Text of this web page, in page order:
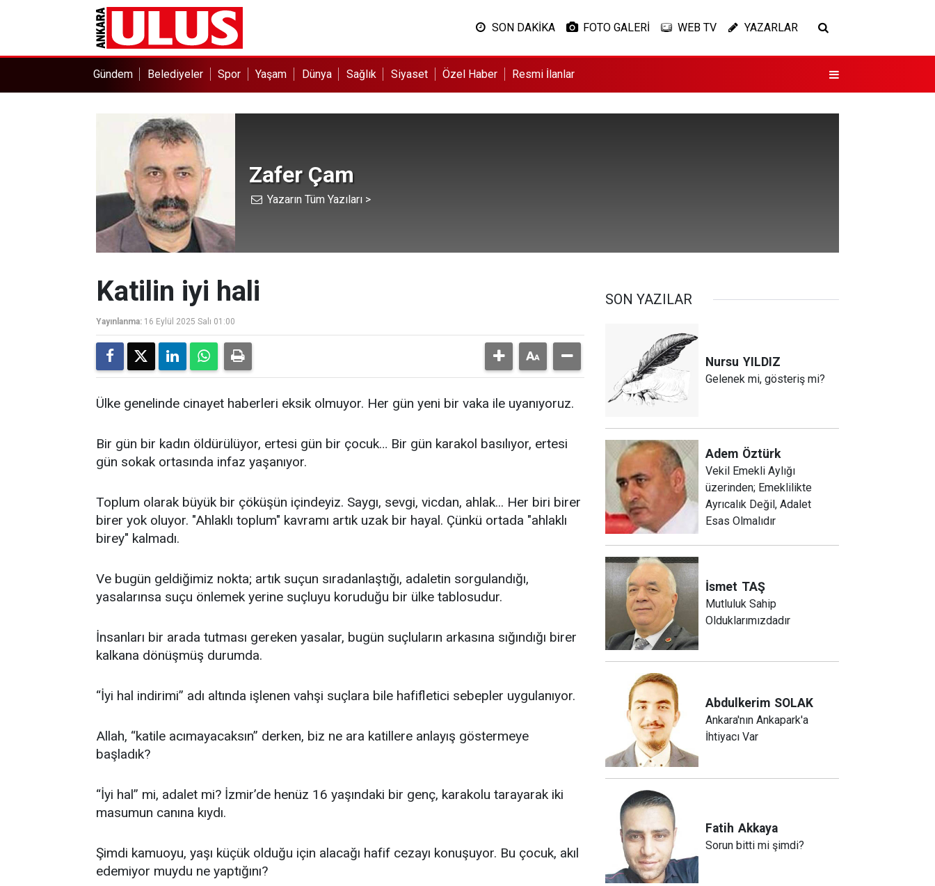
SON DAKİKA FOTO GALERİ WEB TV YAZARLAR
Gündem Belediyeler Spor Yaşam Dünya Sağlık Siyaset Özel Haber Resmi İlanlar
Zafer Çam
Yazarın Tüm Yazıları >
Katilin iyi hali
Yayınlanma: 16 Eylül 2025 Salı 01:00
Ülke genelinde cinayet haberleri eksik olmuyor. Her gün yeni bir vaka ile uyanıyoruz.
Bir gün bir kadın öldürülüyor, ertesi gün bir çocuk… Bir gün karakol basılıyor, ertesi
gün sokak ortasında infaz yaşanıyor.
Toplum olarak büyük bir çöküşün içindeyiz. Saygı, sevgi, vicdan, ahlak... Her biri birer
birer yok oluyor. "Ahlaklı toplum" kavramı artık uzak bir hayal. Çünkü ortada "ahlaklı
birey" kalmadı.
Ve bugün geldiğimiz nokta; artık suçun sıradanlaştığı, adaletin sorgulandığı,
yasalarınsa suçu önlemek yerine suçluyu koruduğu bir ülke tablosudur.
İnsanları bir arada tutması gereken yasalar, bugün suçluların arkasına sığındığı birer
kalkana dönüşmüş durumda.
“İyi hal indirimi” adı altında işlenen vahşi suçlara bile hafifletici sebepler uygulanıyor.
Allah, “katile acımayacaksın” derken, biz ne ara katillere anlayış göstermeye
başladık?
“İyi hal” mi, adalet mi? İzmir’de henüz 16 yaşındaki bir genç, karakolu tarayarak iki
masumun canına kıydı.
Şimdi kamuoyu, yaşı küçük olduğu için alacağı hafif cezayı konuşuyor. Bu çocuk, akıl
edemiyor muydu ne yaptığını?
SON YAZILAR
Nursu YILDIZ
Gelenek mi, gösteriş mi?
Adem Öztürk
Vekil Emekli Aylığı
üzerinden; Emeklilikte
Ayrıcalık Değil, Adalet
Esas Olmalıdır
İsmet TAŞ
Mutluluk Sahip
Olduklarımızdadır
Abdulkerim SOLAK
Ankara'nın Ankapark'a
İhtiyacı Var
Fatih Akkaya
Sorun bitti mi şimdi?